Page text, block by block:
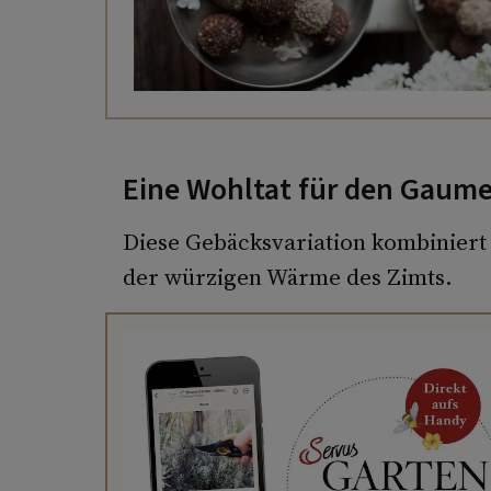
Eine Wohltat für den
Diese Gebäcksvariation
der würzigen Wärme des Zimts.